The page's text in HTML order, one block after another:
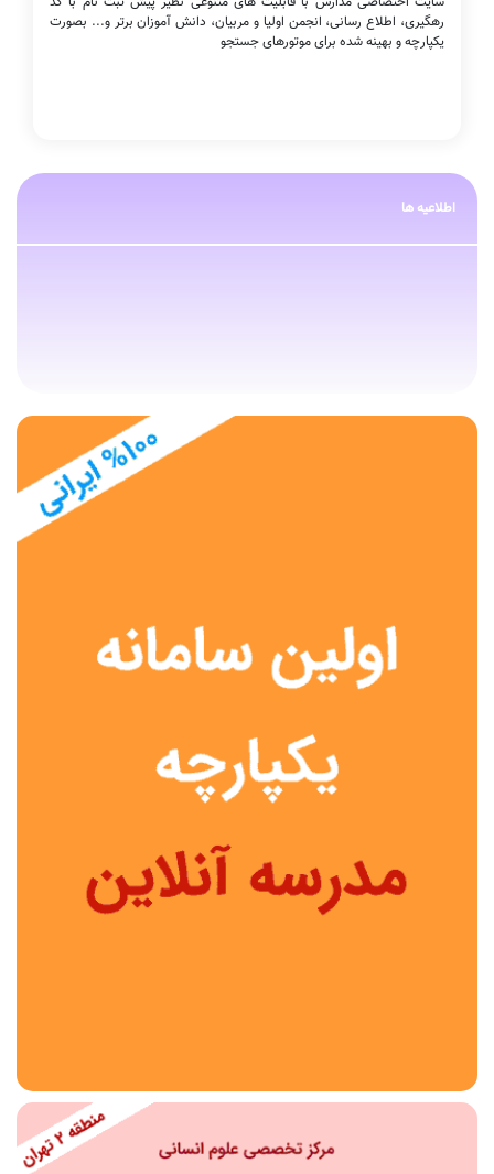
رهگیری، اطلاع رسانی، انجمن اولیا و مربیان، دانش آموزان برتر و... بصورت
یکپارچه و بهینه شده برای موتورهای جستجو
اطلاعیه ها